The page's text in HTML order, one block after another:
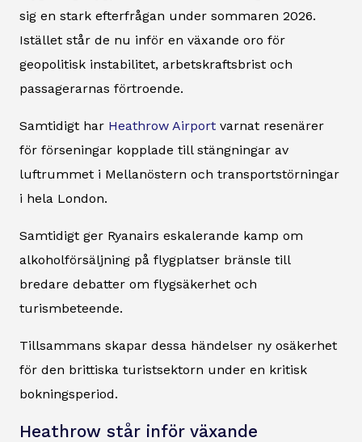
sig en stark efterfrågan under sommaren 2026.
Istället står de nu inför en växande oro för
geopolitisk instabilitet, arbetskraftsbrist och
passagerarnas förtroende.
Samtidigt har Heathrow Airport varnat resenärer
för förseningar kopplade till stängningar av
luftrummet i Mellanöstern och transportstörningar
i hela London.
Samtidigt ger Ryanairs eskalerande kamp om
alkoholförsäljning på flygplatser bränsle till
bredare debatter om flygsäkerhet och
turismbeteende.
Tillsammans skapar dessa händelser ny osäkerhet
för den brittiska turistsektorn under en kritisk
bokningsperiod.
Heathrow står inför växande